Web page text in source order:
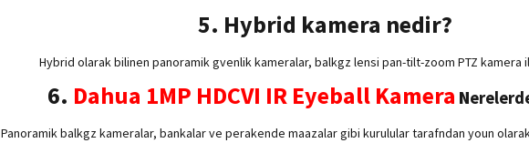
5. Hybrid kamera nedir?
Hybrid olarak bilinen panoramik gvenlik kameralar, balkgz lensi pan-tilt-zoom PTZ kamera
6. Dahua 1MP HDCVI IR Eyeball Kamera N
Panoramik balkgz kameralar, bankalar ve perakende maazalar gibi kurulular tarafndan youn